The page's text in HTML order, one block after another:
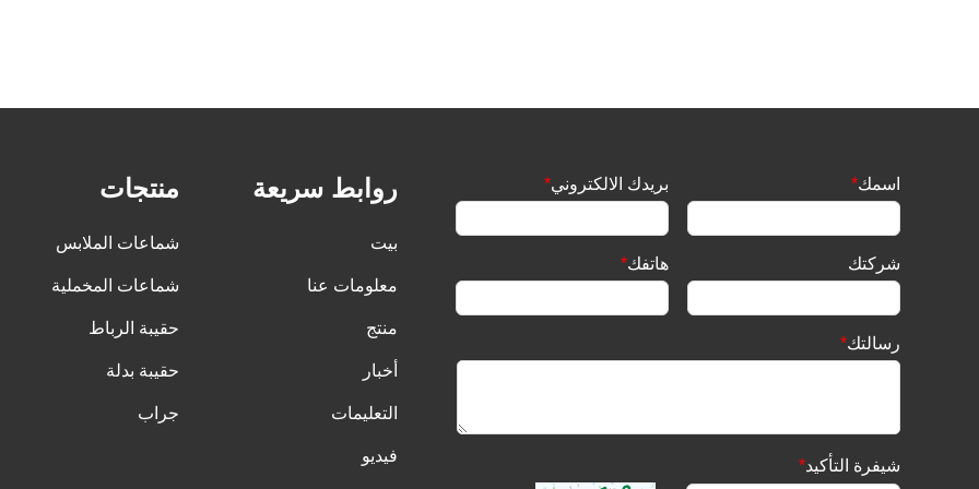
اسمك* بريدك الالكتروني*
شركتك هاتفك*
رسالتك*
شيفرة التأكيد*
روابط سريعة
بيت
معلومات عنا
منتج
أخبار
التعليمات
فيديو
منتجات
شماعات الملابس
شماعات المخملية
حقيبة الرباط
حقيبة بدلة
جراب